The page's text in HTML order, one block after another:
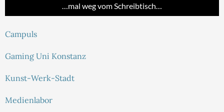
…mal weg vom Schreibtisch…
Campuls
Gaming Uni Konstanz
Kunst-Werk-Stadt
Medienlabor